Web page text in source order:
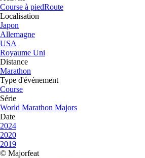
Course à piedRoute
Localisation
Japon
Allemagne
USA
Royaume Uni
Distance
Marathon
Type d'événement
Course
Série
World Marathon Majors
Date
2024
2020
2019
© Majorfeat